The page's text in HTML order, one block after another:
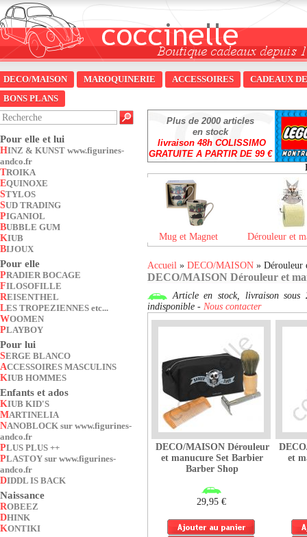
DECO/MAISON MAROQUINERIE ACCESSOIRES
CADEAUX
BONS PLANS
Pour elle et lui
HINZ & KUNST www.figurines-
andco.fr
TROIKA
EQUINOXE
STYLOS
SUD TRADING
PIGANIOL
BUBBLE GUM
KIUB
BIJOUX
Pour elle
PRADIER BOCAGE
FILOSOFILLE
REISENTHEL
LES TROPEZIENNES etc...
WOOMEN
PLAYBOY
Pour lui
SERGE BLANCO
ACCESSOIRES MASCULINS
KIUB HOMMES
Enfants et ados
KIUB KID'S
MARTINELIA
NANOBLOCK sur www.figurines-
andco.fr
PLUS PLUS ++
PLASTOY sur www.figurines-
andco.fr
DIDDL IS BACK
Naissance
ROBEEZ
DHINK
KONTIKI
Plus de 2000 articles
en stock
livraison 48h COLISSIMO
GRATUITE A PARTIR DE 99 €
Mug et Magnet Dérouleur et
Accueil » DECO/MAISON » Dérouleur
DECO/MAISON Dérouleur et
Article en stock, livraison
indisponible - Nous contacter
DECO/MAISON Dérouleur
et manucure Set Barbier
Barber Shop
29,95 €
et